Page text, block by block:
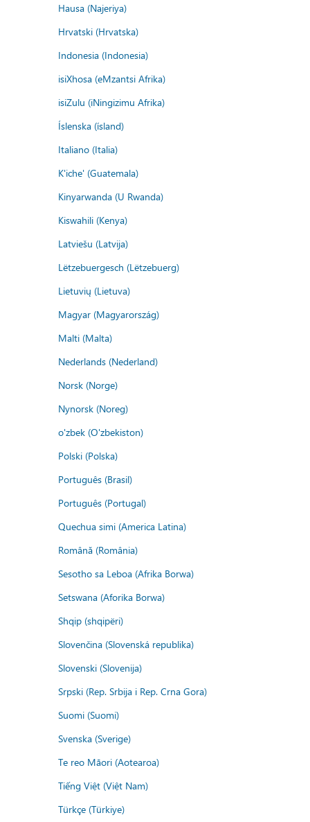
Hausa (Najeriya)
Hrvatski (Hrvatska)
Indonesia (Indonesia)
isiXhosa (eMzantsi Afrika)
isiZulu (iNingizimu Afrika)
Íslenska (ísland)
Italiano (Italia)
K'iche' (Guatemala)
Kinyarwanda (U Rwanda)
Kiswahili (Kenya)
Latviešu (Latvija)
Lëtzebuergesch (Lëtzebuerg)
Lietuvių (Lietuva)
Magyar (Magyarország)
Malti (Malta)
Nederlands (Nederland)
Norsk (Norge)
Nynorsk (Noreg)
o'zbek (O'zbekiston)
Polski (Polska)
Português (Brasil)
Português (Portugal)
Quechua simi (America Latina)
Română (România)
Sesotho sa Leboa (Afrika Borwa)
Setswana (Aforika Borwa)
Shqip (shqipëri)
Slovenčina (Slovenská republika)
Slovenski (Slovenija)
Srpski (Rep. Srbija i Rep. Crna Gora)
Suomi (Suomi)
Svenska (Sverige)
Te reo Māori (Aotearoa)
Tiếng Việt (Việt Nam)
Türkçe (Türkiye)